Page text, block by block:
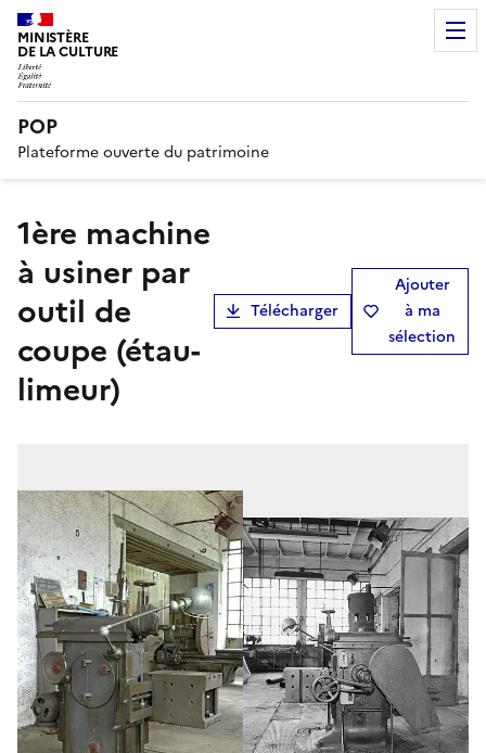
MINISTÈRE
DE LA CULTURE
POP
Plateforme ouverte du patrimoine
1ère machine
à usiner par
outil de
coupe (étau-
limeur)
Télécharger
Ajouter
à ma
sélection